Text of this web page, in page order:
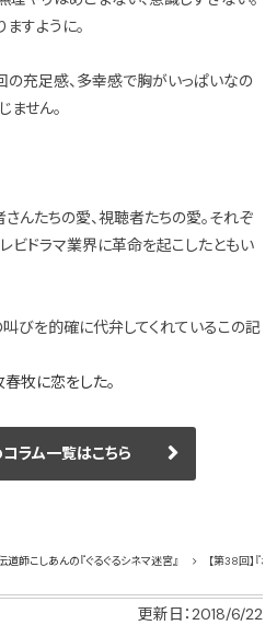
すように。
の充足感、多幸感で胸がいっぱいなの
ません。
んたちの愛、視聴者たちの愛。それぞ
ビドラマ業界に革命を起こしたともい
びを的確に代弁してくれているこの記
牧に恋をした。
ラム一覧はこちら
師こしあんの『ぐるぐるシネマ迷宮』 【第38回】『
更新日：2018/6/22